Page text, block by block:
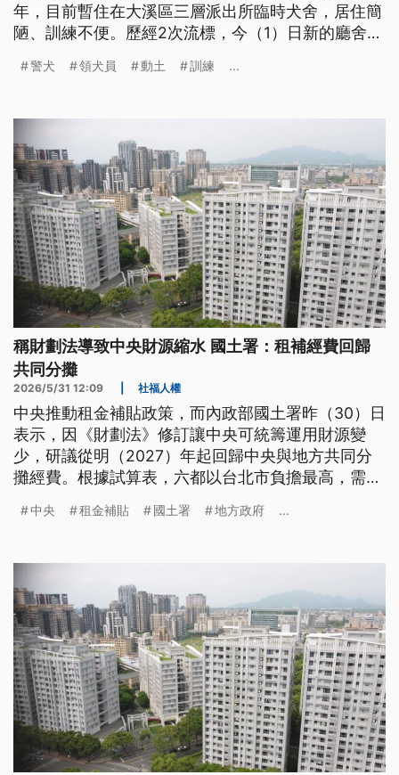
年，目前暫住在大溪區三層派出所臨時犬舍，居住簡
陋、訓練不便。歷經2次流標，今（1）日新的廳舍終
土。
警犬 領犬員 動土 訓練 ...
稱財劃法導致中央財源縮水 國土署：租補經費回歸
共同分攤
2026/5/31 12:09 社福人權
中央推動租金補貼政策，而內政部國土署昨（30）日
表示，因《財劃法》修訂讓中央可統籌運用財源變
少，研議從明（2027）年起回歸中央與地方共同分
攤經費。根據試算表，六都以台北市負擔最高，需自
單」的感覺。而高雄市府憂心會排擠社福與其他政策
中央 租金補貼 國土署 地方政府 ...